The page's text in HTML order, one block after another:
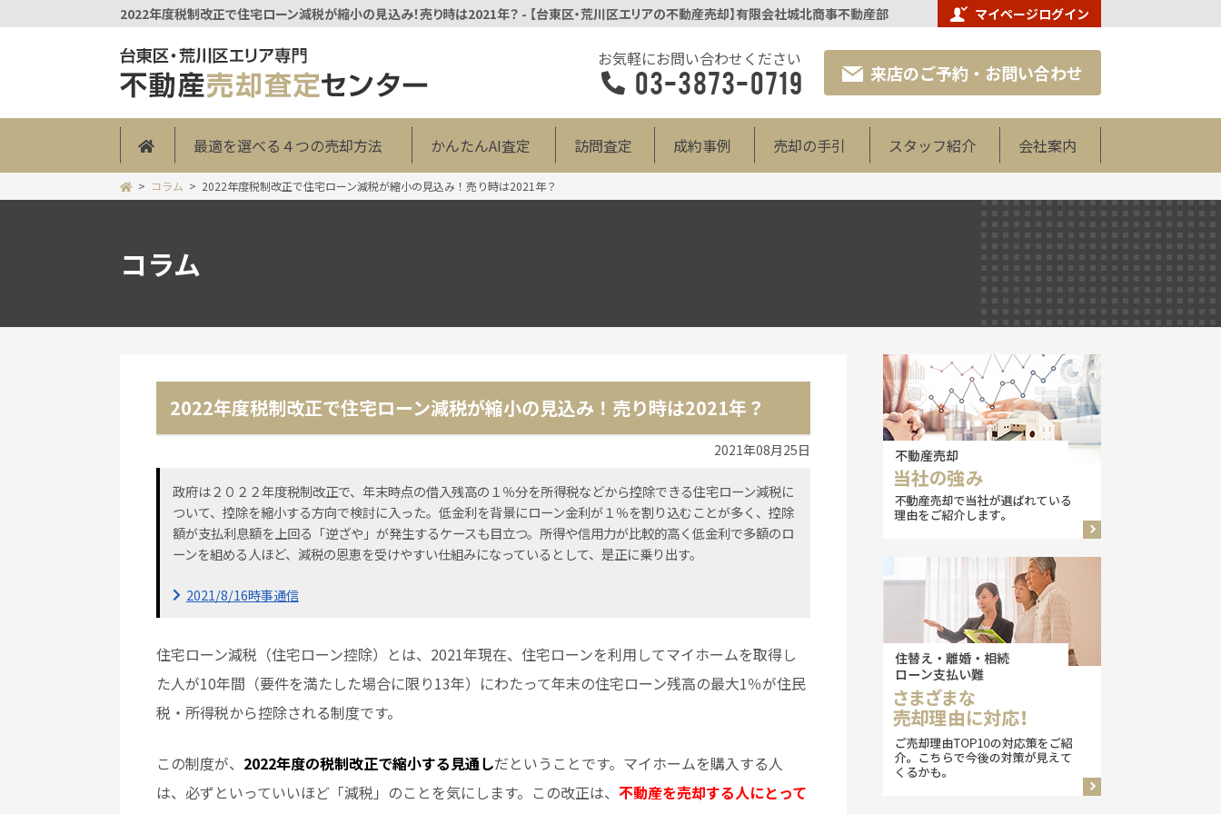
2022年度税制改正で住宅ローン減税が縮小の見込み！売り時は2021年？ - 【台東区・荒川区エリアの不動産売却】有限会社城北商事不動産部 マイページログイン
お気軽にお問い合わせください
03-3873-0719 来店のご予約・お問い合わせ
最適を選べる４つの売却方法 かんたんAI査定 訪問査定 成約事例 売却の手引 スタッフ紹介 会社案内
コラム 2022年度税制改正で住宅ローン減税が縮小の見込み！売り時は2021年？
コラム
2022年度税制改正で住宅ローン減税が縮小の見込み！売り時は2021年？
2021年08月25日
政府は２０２２年度税制改正で、年末時点の借入残高の１％分を所得税などから控除できる住宅ローン減税に
ついて、控除を縮小する方向で検討に入った。低金利を背景にローン金利が１％を割り込むことが多く、控除
額が支払利息額を上回る「逆ざや」が発生するケースも目立つ。所得や信用力が比較的高く低金利で多額のロ
ーンを組める人ほど、減税の恩恵を受けやすい仕組みになっているとして、是正に乗り出す。
2021/8/16時事通信
住宅ローン減税（住宅ローン控除）とは、2021年現在、住宅ローンを利用してマイホームを取得し
た人が10年間（要件を満たした場合に限り13年）にわたって年末の住宅ローン残高の最大1％が住民
税・所得税から控除される制度です。
この制度が、 2022年度の税制改正で縮小する見通しだということです。マイホームを購入する人
は、 必ずといっていいほど「減税」のことを気にします。この改正は、 不動産を売却する人にとって